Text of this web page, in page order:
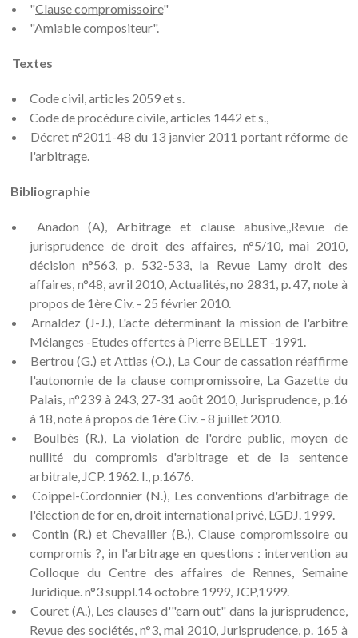
"Clause compromissoire"
"Amiable compositeur".
Textes
Code civil, articles 2059 et s.
Code de procédure civile, articles 1442 et s.,
Décret n°2011-48 du 13 janvier 2011 portant réforme de
l'arbitrage.
Bibliographie
Anadon (A), Arbitrage et clause abusive,,Revue de
jurisprudence de droit des affaires, n°5/10, mai 2010,
décision n°563, p. 532-533, la Revue Lamy droit des
affaires, n°48, avril 2010, Actualités, no 2831, p. 47, note à
propos de 1ère Civ. - 25 février 2010.
Arnaldez (J-J.), L'acte déterminant la mission de l'arbitre
Mélanges -Etudes offertes à Pierre BELLET -1991.
Bertrou (G.) et Attias (O.), La Cour de cassation réaffirme
l'autonomie de la clause compromissoire, La Gazette du
Palais, n°239 à 243, 27-31 août 2010, Jurisprudence, p.16
à 18, note à propos de 1ère Civ. - 8 juillet 2010.
Boulbès (R.), La violation de l'ordre public, moyen de
nullité du compromis d'arbitrage et de la sentence
arbitrale, JCP. 1962. I., p.1676.
Coippel-Cordonnier (N.), Les conventions d'arbitrage de
l'élection de for en, droit international privé, LGDJ. 1999.
Contin (R.) et Chevallier (B.), Clause compromissoire ou
compromis ?, in l'arbitrage en questions : intervention au
Colloque du Centre des affaires de Rennes, Semaine
Juridique. n°3 suppl.14 octobre 1999, JCP,1999.
Couret (A.), Les clauses d'"earn out" dans la jurisprudence,
Revue des sociétés, n°3, mai 2010, Jurisprudence, p. 165 à